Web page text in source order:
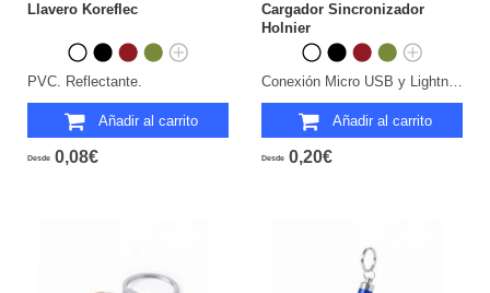
Llavero Koreflec
PVC. Reflectante.
Añadir al carrito
Desde 0,08€
Cargador Sincronizador
Holnier
Conexión Micro USB y Lightning.
Añadir al carrito
Desde 0,20€